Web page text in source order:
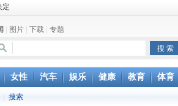
定
家丑
接受Hachette所有图书订单
图片 下载 专题
女性 汽车 娱乐 健康 教育 体育
搜索